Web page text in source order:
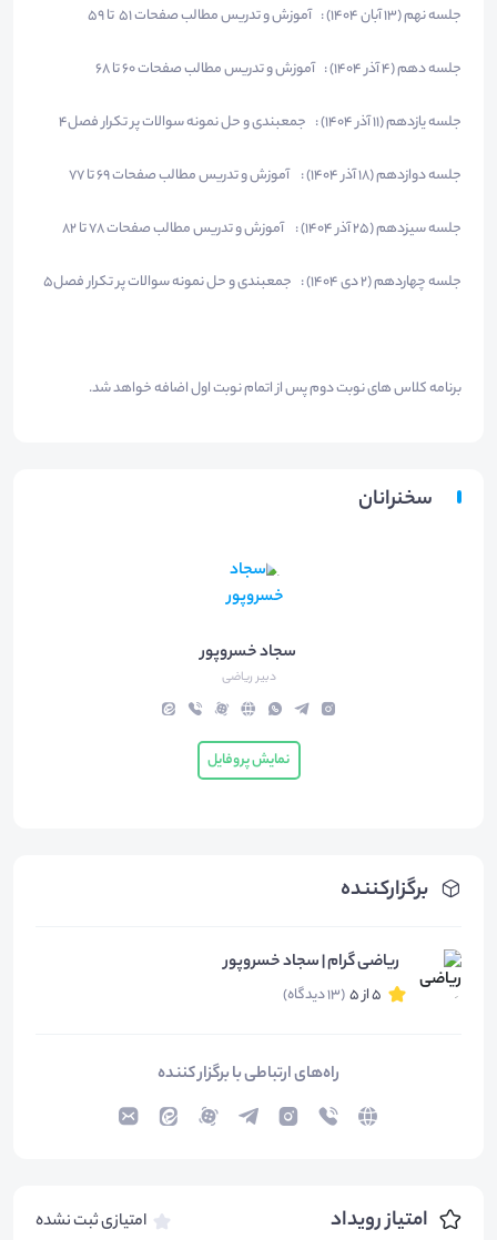
برگزارکننده
ریاضی گرام | سجاد خسروپور
5 از 5 (13 دیدگاه)
راه‌های ارتباطی با برگزار کننده
امتیاز رویداد امتیازی ثبت نشده
جلسه نهم (13 آبان 1404) : آموزش و تدریس مطالب صفحات 51 تا 59
جلسه دهم (4 آذر 1404) : آموزش و تدریس مطالب صفحات 60 تا 68
جلسه یازدهم (11 آذر 1404) : جمعبندی و حل نمونه سوالات پر تکرار فصل4
جلسه دوازدهم (18 آذر 1404) : آموزش و تدریس مطالب صفحات 69 تا 77
جلسه سیزدهم (25 آذر 1404) : آموزش و تدریس مطالب صفحات 78 تا 82
جلسه چهاردهم (2 دی 1404) : جمعبندی و حل نمونه سوالات پر تکرار فصل5
برنامه کلاس های نوبت دوم پس از اتمام نوبت اول اضافه خواهد شد.
سخنرانان
سجاد خسروپور
دبیر ریاضی
نمایش پروفایل